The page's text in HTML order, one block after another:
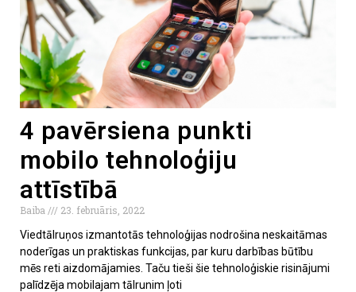
4 pavērsiena punkti
mobilo tehnoloģiju
attīstībā
Baiba
23. februāris, 2022
Viedtālruņos izmantotās tehnoloģijas nodrošina neskaitāmas
noderīgas un praktiskas funkcijas, par kuru darbības būtību
mēs reti aizdomājamies. Taču tieši šie tehnoloģiskie risinājumi
palīdzēja mobilajam tālrunim ļoti